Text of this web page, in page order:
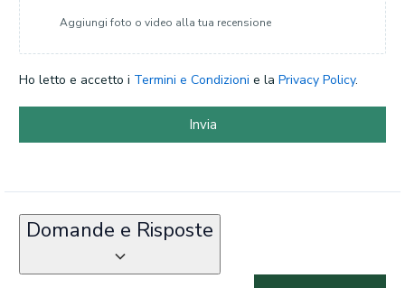
Aggiungi foto o video alla tua recensione
Ho letto e accetto i Termini e Condizioni e la Privacy Policy.
Invia
Domande e Risposte